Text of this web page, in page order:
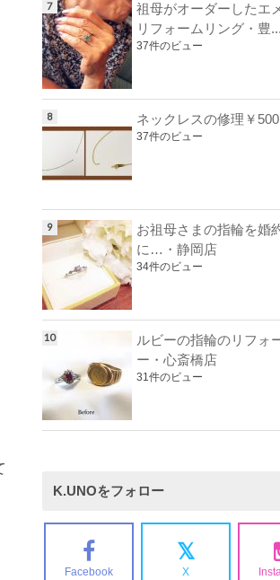
祖母がオーダーしたエ
リフォームリング・豊...
37件のビュー
ネックレスの修理￥500
37件のビュー
お祖母さまの指輪を婚
に…・静岡店
34件のビュー
ルビーの指輪のリフォ
ー・心斎橋店
31件のビュー
K.UNOをフォロー
Facebook X